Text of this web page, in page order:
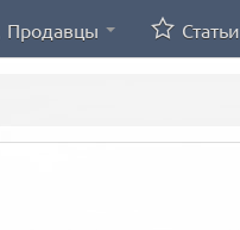
Продавцы Статьи